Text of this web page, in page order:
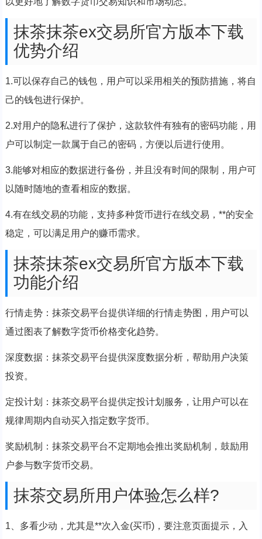
抹茶抹茶ex交易所官方版本下载
优势介绍
1.可以保存自己的钱包，用户可以采用相关的预防措施，将自
己的钱包进行保护。
2.对用户的隐私进行了保护，这款软件有独有的密码功能，用
户可以制定一款属于自己的密码，方便以后进行使用。
3.能够对相应的数据进行备份，并且没有时间的限制，用户可
以随时随地的查看相应的数据。
4.有在线交易的功能，支持多种货币进行在线交易，**的安全
稳定，可以满足用户的赚币需求。
抹茶抹茶ex交易所官方版本下载
功能介绍
行情走势：抹茶交易平台提供详细的行情走势图，用户可以
通过图表了解数字货币价格变化趋势。
深度数据：抹茶交易平台提供深度数据分析，帮助用户决策
投资。
定投计划：抹茶交易平台提供定投计划服务，让用户可以在
规律周期内自动买入指定数字货币。
奖励机制：抹茶交易平台不定期地会推出奖励机制，鼓励用
户参与数字货币交易。
抹茶交易所用户体验怎么样?
1、多看少动，尤其是**次入金(买币)，要注意页面提示，入